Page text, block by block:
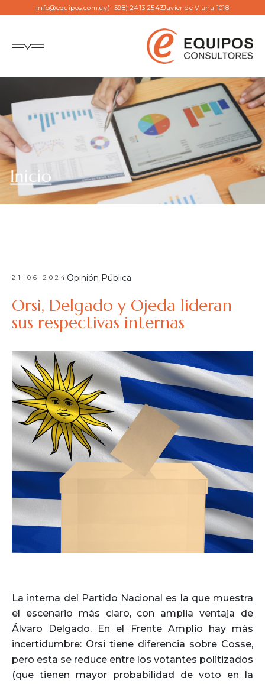
info@equipos.com.uy(+598) 2413 2543Javier de Viana 1018
Inicio
21-06-2024 Opinión Pública
Orsi, Delgado y Ojeda lideran
sus respectivas internas
La interna del Partido Nacional es la que muestra
el escenario más claro, con amplia ventaja de
Álvaro Delgado. En el Frente Amplio hay más
incertidumbre: Orsi tiene diferencia sobre Cosse,
pero esta se reduce entre los votantes politizados
(que tienen mayor probabilidad de voto en la